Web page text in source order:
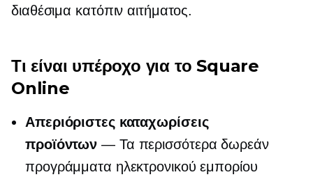
διαθέσιμα κατόπιν αιτήματος.
Τι είναι υπέροχο για το Square
Online
Απεριόριστες καταχωρίσεις
προϊόντων — Τα περισσότερα δωρεάν
προγράμματα ηλεκτρονικού εμπορίου